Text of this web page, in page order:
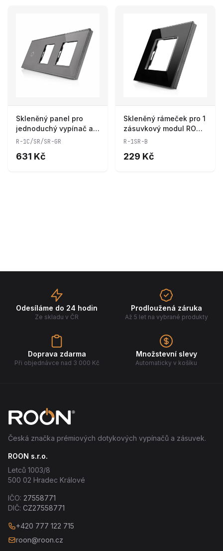
Skleněný panel pro
jednoduchý vypínač a 2
zásuvkové moduly
R-1C/SR/SR-GR
631 Kč
Skleněný rámeček pro 1
zásuvkový modul ROON
- R-1SR-B
R-1SR-B
229 Kč
Odesíláme do 24 hodin
Ze skladu v ČR
Prodloužená záruka
Až 5 let na vybrané produkty
Doprava zdarma
Při objednávce nad 3 000 Kč
Množstevní slevy
Automaticky v košíku
Česká značka prémiových dotykových vypínačů a zásuvek.
ROON s.r.o.
Letců 1003/8
500 02 Hradec Králové
IČO: 27558771
DIČ: CZ27558771
+420 777 122 715
roon@roon.cz